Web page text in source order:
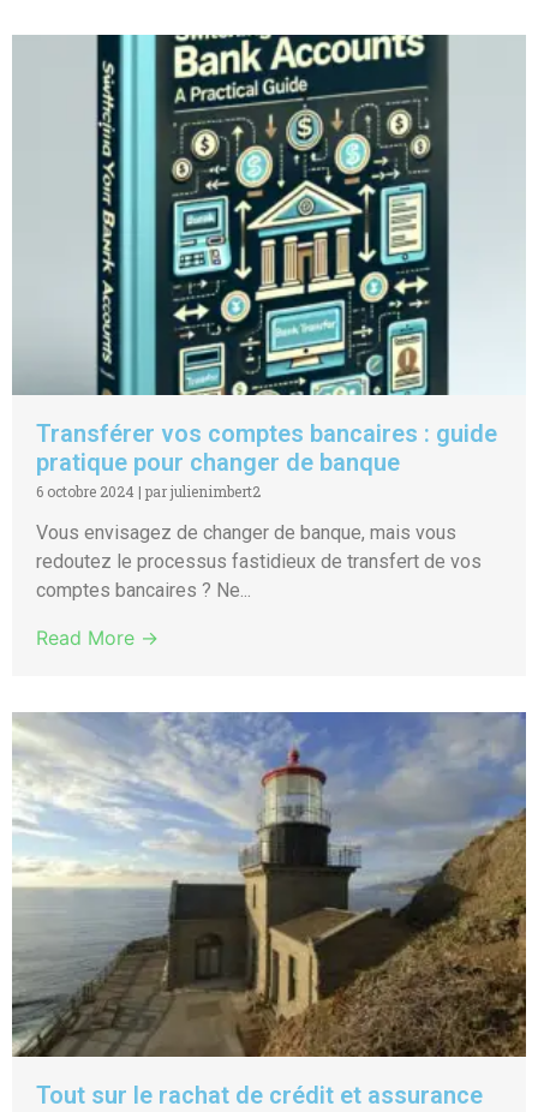
Transférer vos comptes bancaires : guide
pratique pour changer de banque
6 octobre 2024 | par julienimbert2
Vous envisagez de changer de banque, mais vous
redoutez le processus fastidieux de transfert de vos
comptes bancaires ? Ne...
Read More →
Tout sur le rachat de crédit et assurance